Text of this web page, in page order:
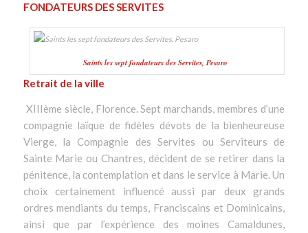
FONDATEURS DES SERVITES
Saints les sept fondateurs des Servites, Pesaro
Retrait de la ville
XIIIème siècle, Florence. Sept marchands, membres d’une
compagnie laïque de fidèles dévots de la bienheureuse
Vierge, la Compagnie des Servites ou Serviteurs de
Sainte Marie ou Chantres, décident de se retirer dans la
pénitence, la contemplation et dans le service à Marie. Un
choix certainement influencé aussi par deux grands
ordres mendiants du temps, Franciscains et Dominicains,
ainsi que par l’expérience des moines Camaldunes,